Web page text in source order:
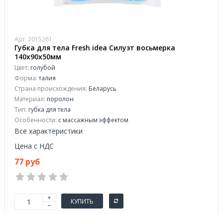
Арт. 2015261
Губка для тела Fresh idea Силуэт восьмерка
140х90х50мм
Цвет: голубой
Форма:талия
Страна происхождения: Беларусь
Материал: поролон
Тип: губка для тела
Особенности: с массажным эффектом
Все характеристики
Цена с НДС
77 руб
КУПИТЬ